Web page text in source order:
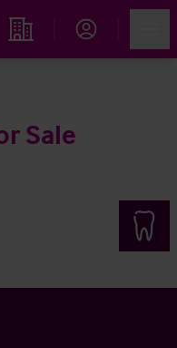
Rechercher un hôtel
Sale